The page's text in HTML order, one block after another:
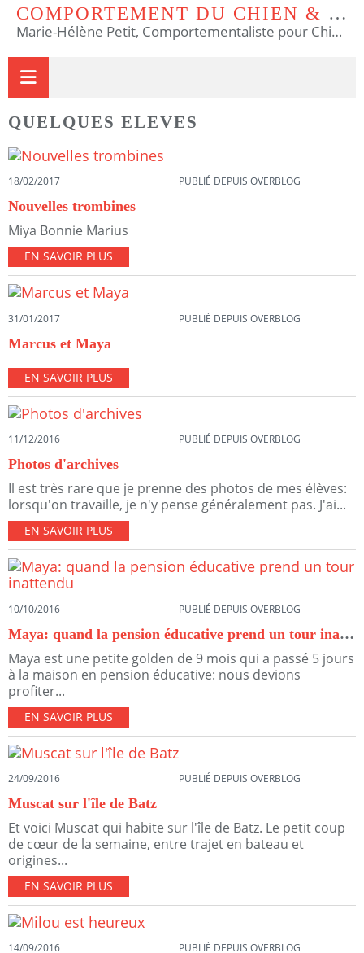
COMPORTEMENT DU CHIEN & DU CHAT
Marie-Hélène Petit, Comportementaliste pour Chiens et Chats & Educateur Canin.
QUELQUES ELEVES
18/02/2017 PUBLIÉ DEPUIS OVERBLOG
Nouvelles trombines
Miya Bonnie Marius
EN SAVOIR PLUS
31/01/2017 PUBLIÉ DEPUIS OVERBLOG
Marcus et Maya
EN SAVOIR PLUS
11/12/2016 PUBLIÉ DEPUIS OVERBLOG
Photos d'archives
Il est très rare que je prenne des photos de mes élèves:
lorsqu'on travaille, je n'y pense généralement pas. J'ai...
EN SAVOIR PLUS
10/10/2016 PUBLIÉ DEPUIS OVERBLOG
Maya: quand la pension éducative prend un tour inattendu
Maya est une petite golden de 9 mois qui a passé 5 jours
à la maison en pension éducative: nous devions
profiter...
EN SAVOIR PLUS
24/09/2016 PUBLIÉ DEPUIS OVERBLOG
Muscat sur l'île de Batz
Et voici Muscat qui habite sur l'île de Batz. Le petit coup
de cœur de la semaine, entre trajet en bateau et
origines...
EN SAVOIR PLUS
14/09/2016 PUBLIÉ DEPUIS OVERBLOG